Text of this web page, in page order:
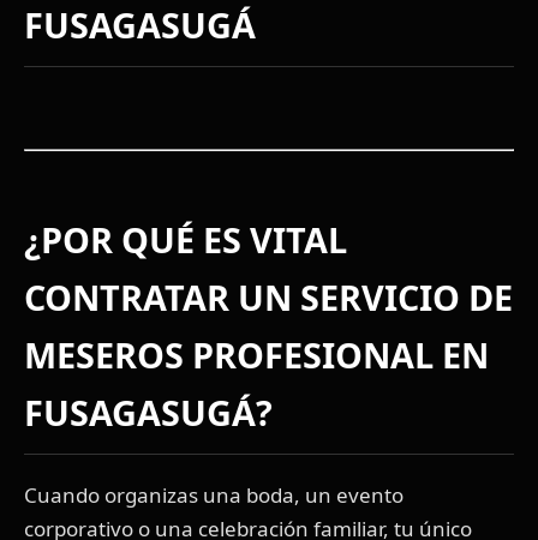
FUSAGASUGÁ
¿POR QUÉ ES VITAL
CONTRATAR UN SERVICIO DE
MESEROS PROFESIONAL EN
FUSAGASUGÁ?
Cuando organizas una boda, un evento
corporativo o una celebración familiar, tu único